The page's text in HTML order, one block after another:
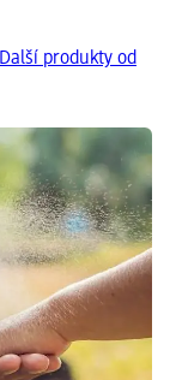
Další produkty od